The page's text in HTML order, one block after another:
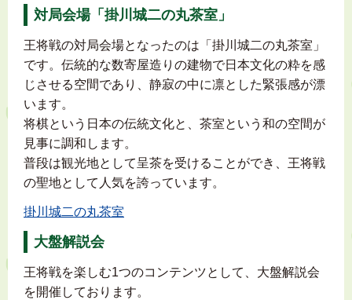
対局会場「掛川城二の丸茶室」
王将戦の対局会場となったのは「掛川城二の丸茶室」
です。伝統的な数寄屋造りの建物で日本文化の粋を感
じさせる空間であり、静寂の中に凛とした緊張感が漂
います。
将棋という日本の伝統文化と、茶室という和の空間が
見事に調和します。
普段は観光地として呈茶を受けることができ、王将戦
の聖地として人気を誇っています。
掛川城二の丸茶室
大盤解説会
王将戦を楽しむ1つのコンテンツとして、大盤解説会
を開催しております。